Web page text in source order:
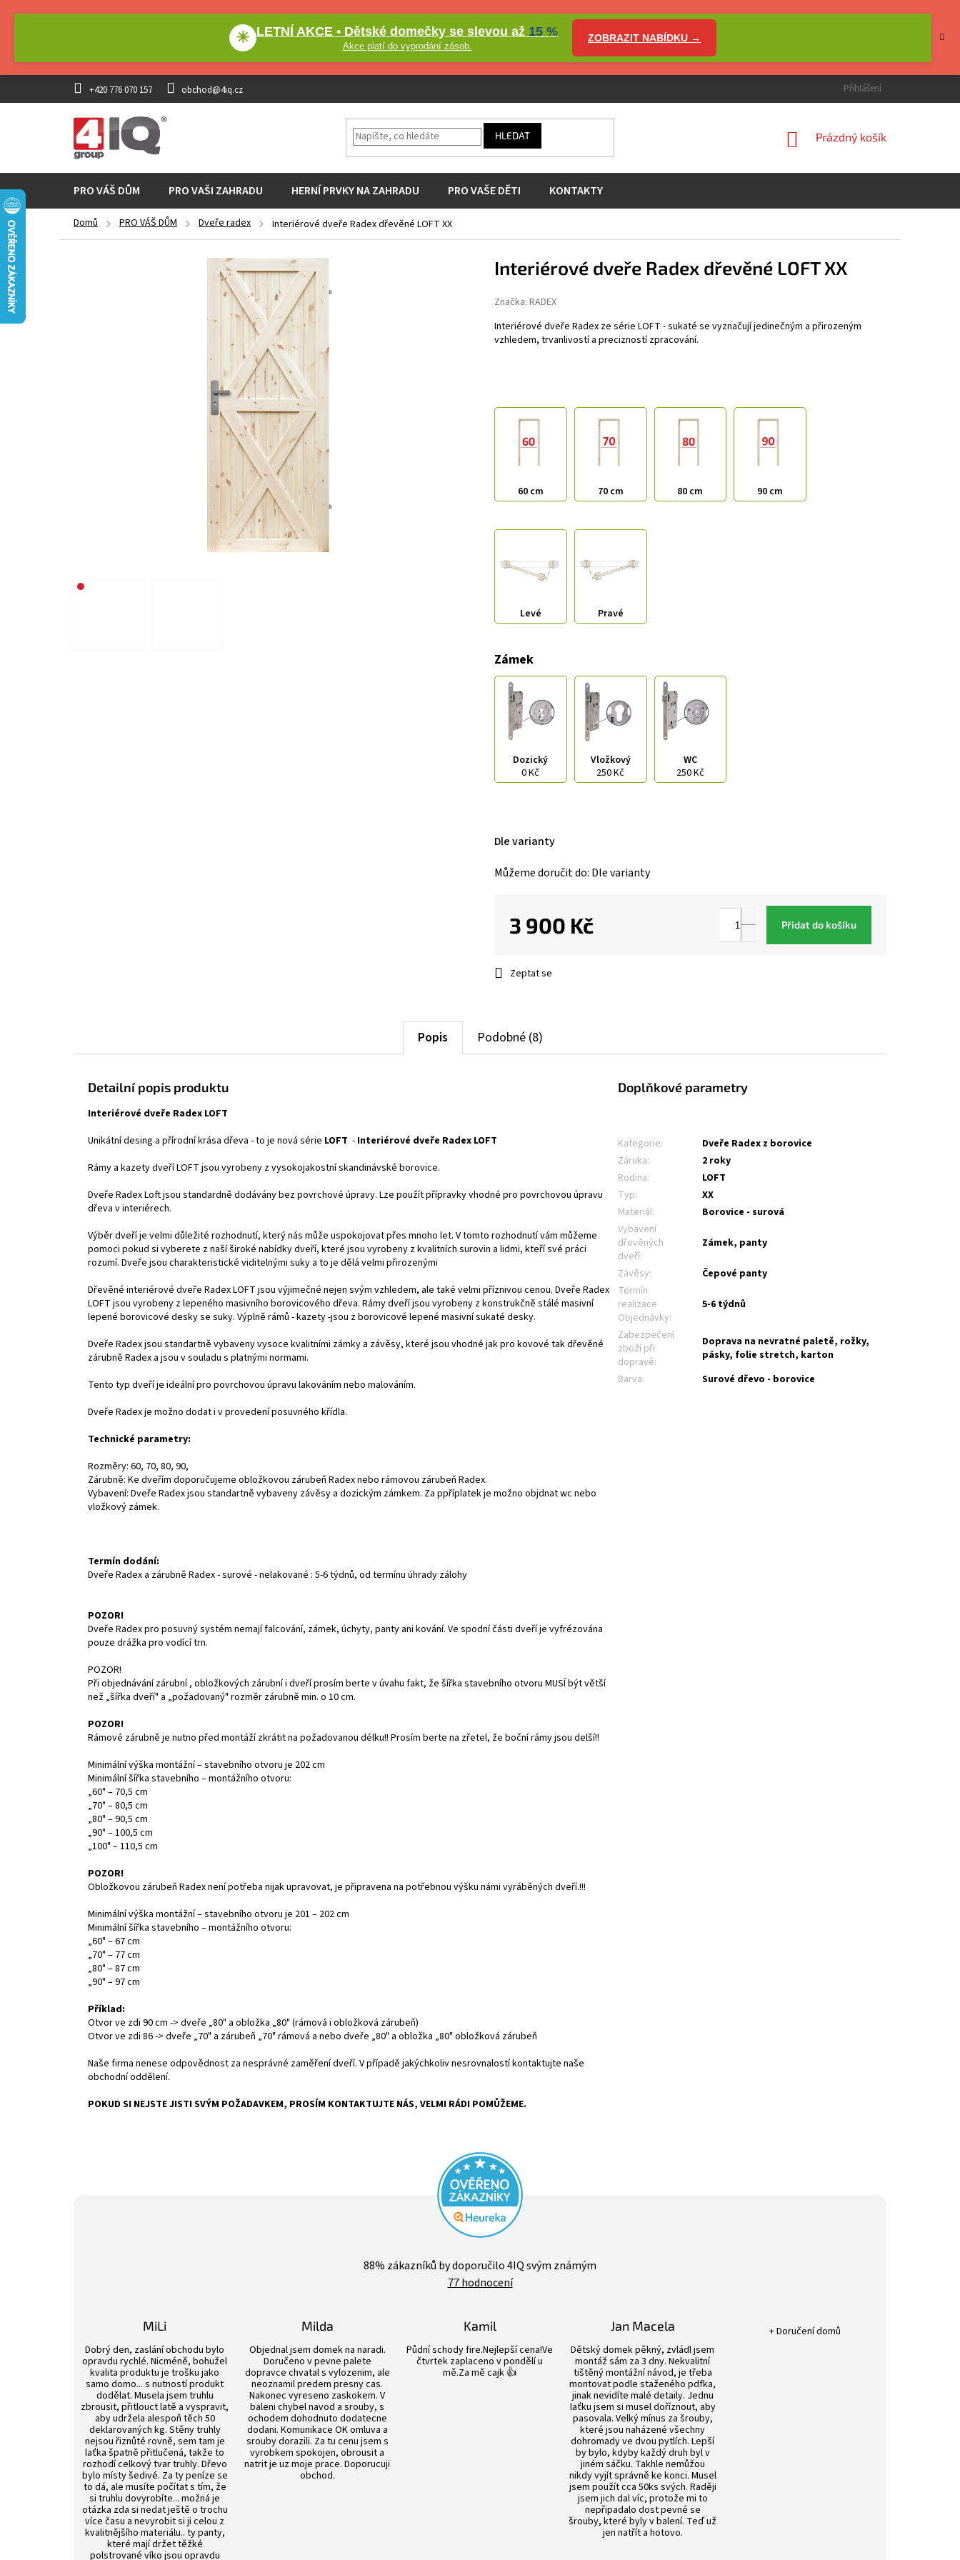
☀ LETNÍ AKCE • Dětské domečky se slevou až 15 %
Akce platí do vyprodání zásob.
ZOBRAZIT NABÍDKU →
+420 776 070 157 obchod@4iq.cz Přihlášení
HLEDAT
NÁKUPNÍ
Prázdný košík
PRO VÁŠ DŮM PRO VAŠI ZAHRADU HERNÍ PRVKY NA ZAHRADU PRO VAŠE DĚTI KONTAKTY
Domů PRO VÁŠ DŮM Dveře radex Interiérové dveře Radex dřevěné LOFT XX
60 cm 70 cm 80 cm 90 cm
Levé Pravé
Zámek
Dozický
0 Kč
Vložkový
250 Kč
WC
250 Kč
Interiérové dveře Radex ze série LOFT - sukaté se vyznačují jedinečným a přirozeným
vzhledem, trvanlivostí a precizností zpracování.
Zeptat se
Můžeme doručit do: Dle varianty
Dle varianty
3 900 Kč Přidat do košíku
Interiérové dveře Radex dřevěné LOFT XX
Značka: RADEX
Popis Podobné (8)
Detailní popis produktu
Interiérové dveře Radex LOFT
Unikátní desing a přírodní krása dřeva - to je nová série LOFT - Interiérové dveře Radex LOFT
Rámy a kazety dveří LOFT jsou vyrobeny z vysokojakostní skandinávské borovice.
Dveře Radex Loft jsou standardně dodávány bez povrchové úpravy. Lze použít přípravky vhodné pro povrchovou úpravu
dřeva v interiérech.
Výběr dveří je velmi důležité rozhodnutí, který nás může uspokojovat přes mnoho let. V tomto rozhodnutí vám můžeme
pomoci pokud si vyberete z naší široké nabídky dveří, které jsou vyrobeny z kvalitních surovin a lidmi, kteří své práci
rozumí. Dveře jsou charakteristické viditelnými suky a to je dělá velmi přirozenými
Dřevěné interiérové dveře Radex LOFT jsou výjimečné nejen svým vzhledem, ale také velmi příznivou cenou. Dveře Radex
LOFT jsou vyrobeny z lepeného masivního borovicového dřeva. Rámy dveří jsou vyrobeny z konstrukčně stálé masivní
lepené borovicové desky se suky. Výplně rámů - kazety -jsou z borovicové lepené masivní sukaté desky.
Dveře Radex jsou standartně vybaveny vysoce kvalitními zámky a závěsy, které jsou vhodné jak pro kovové tak dřevěné
zárubně Radex a jsou v souladu s platnými normami.
Tento typ dveří je ideální pro povrchovou úpravu lakováním nebo malováním.
Dveře Radex je možno dodat i v provedení posuvného křídla.
Technické parametry:
Rozměry: 60, 70, 80, 90,
Zárubně: Ke dveřím doporučujeme obložkovou zárubeň Radex nebo rámovou zárubeň Radex.
Vybavení: Dveře Radex jsou standartně vybaveny závěsy a dozickým zámkem. Za ppříplatek je možno objdnat wc nebo
vložkový zámek.
Termín dodání:
Dveře Radex a zárubně Radex - surové - nelakované : 5-6 týdnů, od termínu úhrady zálohy
POZOR!
Dveře Radex pro posuvný systém nemají falcování, zámek, úchyty, panty ani kování. Ve spodní části dveří je vyfrézována
pouze drážka pro vodící trn.
POZOR!
Při objednávání zárubní , obložkových zárubní i dveří prosím berte v úvahu fakt, že šířka stavebního otvoru MUSÍ být větší
než „šířka dveří" a „požadovaný" rozměr zárubně min. o 10 cm.
POZOR!
Rámové zárubně je nutno před montáží zkrátit na požadovanou délku!! Prosím berte na zřetel, že boční rámy jsou delší!!
Minimální výška montážní – stavebního otvoru je 202 cm
Minimální šířka stavebního – montážního otvoru:
„60" – 70,5 cm
„70" – 80,5 cm
„80" – 90,5 cm
„90" – 100,5 cm
„100" – 110,5 cm
POZOR!
Obložkovou zárubeň Radex není potřeba nijak upravovat, je připravena na potřebnou výšku námi vyráběných dveří.!!!
Minimální výška montážní – stavebního otvoru je 201 – 202 cm
Minimální šířka stavebního – montážního otvoru:
„60" – 67 cm
„70" – 77 cm
„80" – 87 cm
„90" – 97 cm
Příklad:
Otvor ve zdi 90 cm -> dveře „80" a obložka „80" (rámová i obložková zárubeň)
Otvor ve zdi 86 -> dveře „70" a zárubeň „70" rámová a nebo dveře „80" a obložka „80" obložková zárubeň
Naše firma nenese odpovědnost za nesprávné zaměření dveří. V případě jakýchkoliv nesrovnalostí kontaktujte naše
obchodní oddělení.
POKUD SI NEJSTE JISTI SVÝM POŽADAVKEM, PROSÍM KONTAKTUJTE NÁS, VELMI RÁDI POMŮŽEME.
Doplňkové parametry
Kategorie:
Dveře Radex z borovice
Záruka:
2 roky
Rodina:
LOFT
Typ:
XX
Materiál:
Borovice - surová
Vybavení
dřevěných
dveří:
Zámek, panty
Závěsy:
Čepové panty
Termín
realizace
Objednávky:
5-6 týdnů
Zabezpečení
zboží při
dopravě:
Doprava na nevratné paletě, rožky,
pásky, folie stretch, karton
Barva: Surové dřevo - borovice
hodnocení
obchodu
je
hvězdiček.
88% zákazníků by doporučilo 4IQ svým známým
77 hodnocení
MiLi
Hodnocení obchodu je 3 z 5 hvězdiček.
Dobrý den, zaslání obchodu bylo
opravdu rychlé. Nicméně, bohužel
kvalita produktu je trošku jako
samo domo... s nutností produkt
dodělat. Musela jsem truhlu
zbrousit, přitlouct latě a vyspravit,
aby udržela alespoň těch 50
deklarovaných kg. Stěny truhly
nejsou řiznůté rovně, sem tam je
laťka špatně přitlučená, takže to
rozhodí celkový tvar truhly. Dřevo
bylo místy šedivé. Za ty peníze se
to dá, ale musíte počítat s tím, že
si truhlu dovyrobíte... možná je
otázka zda si nedat ještě o trochu
více času a nevyrobit si ji celou z
kvalitnějšího materiálu.. ty panty,
které mají držet těžké
polstrované víko jsou opravdu
Milda
Hodnocení obchodu je 5 z 5 hvězdiček.
Objednal jsem domek na naradi.
Doručeno v pevne palete
dopravce chvatal s vylozenim, ale
neoznamil predem presny cas.
Nakonec vyreseno zaskokem. V
baleni chybel navod a srouby, s
ochodem dohodnuto dodatecne
dodani. Komunikace OK omluva a
srouby dorazili. Za tu cenu jsem s
vyrobkem spokojen, obrousit a
natrit je uz moje prace. Doporucuji
obchod.
Kamil
Hodnocení obchodu je 5 z 5 hvězdiček.
Půdní schody fire.Nejlepší cena!Ve
čtvrtek zaplaceno v pondělí u
mě.Za mě cajk 👍
Jan Macela
Hodnocení obchodu je 4 z 5 hvězdiček.
Dětský domek pěkný, zvládl jsem
montáž sám za 3 dny. Nekvalitní
tištěný montážní návod, je třeba
montovat podle staženého pdfka,
jinak nevidíte malé detaily. Jednu
laťku jsem si musel doříznout, aby
pasovala. Velký mínus za šrouby,
které jsou naházené všechny
dohromady ve dvou pytlích. Lepší
by bylo, kdyby každý druh byl v
jiném sáčku. Takhle nemůžou
nikdy vyjít správně ke konci. Musel
jsem použít cca 50ks svých. Raději
jsem jich dal víc, protože mi to
nepřipadalo dost pevné se
šrouby, které byly v balení. Teď už
jen natřít a hotovo.
Hodnocení obchodu je 5 z 5
+ Doručení domů